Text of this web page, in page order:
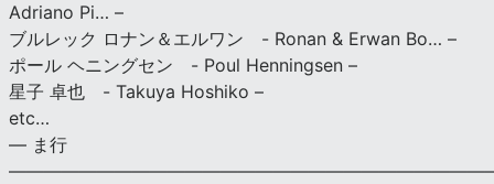
Adriano Pi… –
ブルレック ロナン＆エルワン - Ronan & Erwan Bo… –
ポール ヘニングセン - Poul Henningsen –
星子 卓也 - Takuya Hoshiko –
etc…
— ま行